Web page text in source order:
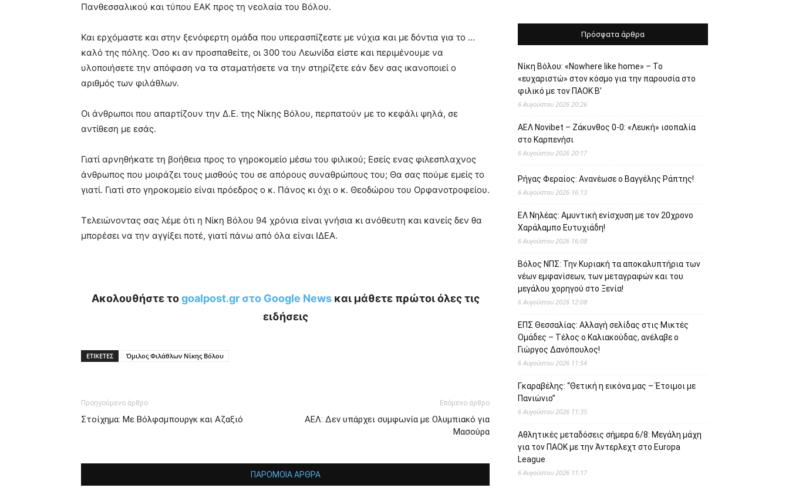
Πανθεσσαλικού και τύπου ΕΑΚ προς τη νεολαία του Βόλου.
Και ερχόμαστε και στην ξενόφερτη ομάδα που υπερασπίζεστε με νύχια και με δόντια για το …
καλό της πόλης. Όσο κι αν προσπαθείτε, οι 300 του Λεωνίδα είστε και περιμένουμε να
υλοποιήσετε την απόφαση να τα σταματήσετε να την στηρίζετε εάν δεν σας ικανοποιεί ο
αριθμός των φιλάθλων.
Οι άνθρωποι που απαρτίζουν την Δ.Ε. της Νίκης Βόλου, περπατούν με το κεφάλι ψηλά, σε
αντίθεση με εσάς.
Γιατί αρνηθήκατε τη βοήθεια προς το γηροκομείο μέσω του φιλικού; Εσείς ενας φιλεσπλαχνος
άνθρωπος που μοιράζει τους μισθούς του σε απόρους συναθρώπους του; Θα σας πούμε εμείς το
γιατί. Γιατί στο γηροκομείο είναι πρόεδρος ο κ. Πάνος κι όχι ο κ. Θεοδώρου του Ορφανοτροφείου.
Τελειώνοντας σας λέμε ότι η Νίκη Βόλου 94 χρόνια είναι γνήσια κι ανόθευτη και κανείς δεν θα
μπορέσει να την αγγίξει ποτέ, γιατί πάνω από όλα είναι ΙΔΕΑ.
Ακολουθήστε τοgoalpost.gr στο Google Newsκαι μάθετε πρώτοι όλες τις
ειδήσεις
ΕΤΙΚΕΤΕΣ Όμιλος Φιλάθλων Νίκης Βόλου
Προηγούμενο άρθρο
Στοίχημα: Με Βόλφσμπουργκ και Αζαξιό
Επόμενο άρθρο
ΑΕΛ: Δεν υπάρχει συμφωνία με Ολυμπιακό για
Μασούρα
ΠΑΡΟΜΟΙΑ ΑΡΘΡΑ
Πρόσφατα άρθρα
Νίκη Βόλου: «Nowhere like home» – Το
«ευχαριστώ» στον κόσμο για την παρουσία στο
φιλικό με τον ΠΑΟΚ Β’
6 Αυγούστου 2026 20:26
ΑΕΛ Novibet – Ζάκυνθος 0-0: «Λευκή» ισοπαλία
στο Καρπενήσι
6 Αυγούστου 2026 20:17
Ρήγας Φεραίος: Ανανέωσε ο Βαγγέλης Ράπτης!
6 Αυγούστου 2026 16:13
ΕΛ Νηλέας: Αμυντική ενίσχυση με τον 20χρονο
Χαράλαμπο Ευτυχιάδη!
6 Αυγούστου 2026 16:08
Βόλος ΝΠΣ: Την Κυριακή τα αποκαλυπτήρια των
νέων εμφανίσεων, των μεταγραφών και του
μεγάλου χορηγού στο Ξενία!
6 Αυγούστου 2026 12:08
ΕΠΣ Θεσσαλίας: Αλλαγή σελίδας στις Μικτές
Ομάδες – Τέλος ο Καλιακούδας, ανέλαβε ο
Γιώργος Δανόπουλος!
6 Αυγούστου 2026 11:54
Γκαραβέλης: “Θετική η εικόνα μας – Έτοιμοι με
Πανιώνιο”
6 Αυγούστου 2026 11:35
Αθλητικές μεταδόσεις σήμερα 6/8: Μεγάλη μάχη
για τον ΠΑΟΚ με την Άντερλεχτ στο Europa
League
6 Αυγούστου 2026 11:17